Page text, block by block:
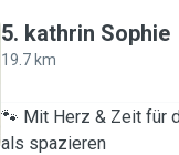
5. kathrin Sophie
19.7 km
🐾 Mit Herz & Zeit für
als spazieren